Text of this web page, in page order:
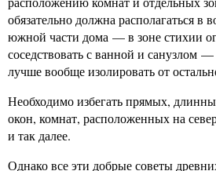
обязательно должна располагаться в
южной части дома — в зоне стихии
соседствовать с ванной и санузлом
лучше вообще изолировать от
Необходимо избегать прямых,
окон, комнат, расположенных на
и так далее.
Однако все эти добрые советы